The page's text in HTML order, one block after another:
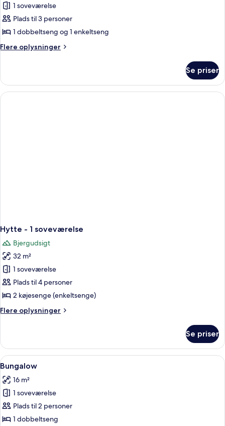
Hytte
(5
adults)
1 soveværelse
Plads til 3 personer
1 dobbeltseng og 1 enkeltseng
Flere oplysninger
Flere
(5
adults)
Se priser
Hytte - 1 soveværelse
Bjergudsigt
32 m²
1 soveværelse
Plads til 4 personer
2 køjesenge (enkeltsenge)
Flere oplysninger
Flere
-
soveværelse
Se priser
Indlæs
alle
billeder
af
Bungalow
En rolig sø med en lille båd og en
1
Bungalow
16 m²
1 soveværelse
Plads til 2 personer
1 dobbeltseng